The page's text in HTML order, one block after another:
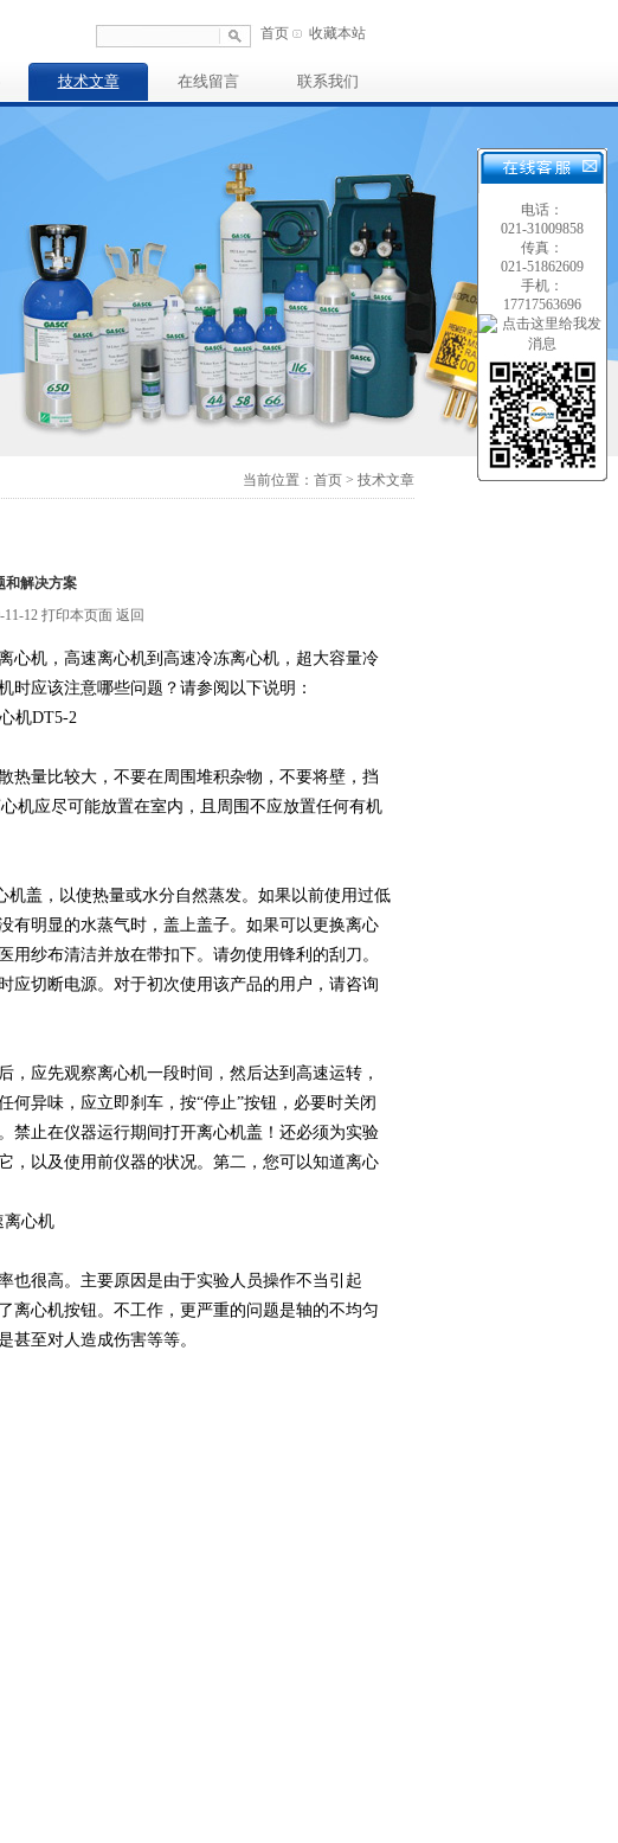
首页 收藏本站
技术文章 在线留言 联系我们
当前位置：首页 > 技术文章
和解决方案
12打印本页面 返回
心机，高速离心机到高速冷冻离心机，超大容量冷
时应该注意哪些问题？请参阅以下说明：
热量比较大，不要在周围堆积杂物，不要将壁，挡
机应尽可能放置在室内，且周围不应放置任何有机
机盖，以使热量或水分自然蒸发。如果以前使用过低
有明显的水蒸气时，盖上盖子。如果可以更换离心
纱布清洁并放在带扣下。请勿使用锋利的刮刀。
应切断电源。对于初次使用该产品的用户，请咨询
应先观察离心机一段时间，然后达到高速运转，
异味，应立即刹车，按“停止”按钮，必要时关闭
禁止在仪器运行期间打开离心机盖！还必须为实验
，以及使用前仪器的状况。第二，您可以知道离心
也很高。主要原因是由于实验人员操作不当引起
离心机按钮。不工作，更严重的问题是轴的不均匀
甚至对人造成伤害等等。
电话：
021-31009858
传真：
021-51862609
手机：
17717563696